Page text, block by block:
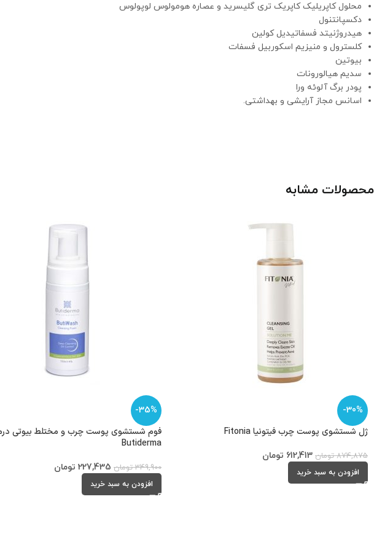
محلول کاپریلیک کاپریک تری گلیسرید و عصاره هومولوس لوپولوس
دکسپانتنول
هیدروژنیتد فسفاتیدیل کولین
کلسترول و منیزیم اسکوربیل فسفات
بیوتین
سدیم هیالورونات
پودر برگ آلوئه ورا
اسانس مجاز آرایشی و بهداشتی.
محصولات مشابه
-30%
ژل شستشوی پوست چرب فیتونیا Fitonia
874,875 تومان 612,413 تومان
افزودن به سبد خرید
-35%
فوم شستشوی پوست چرب و مختلط بیوتی
Butiderma
349,900 تومان 227,435 تومان
افزودن به سبد خرید